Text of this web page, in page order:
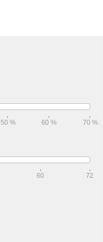
50 % 60 % 70 %
60 72